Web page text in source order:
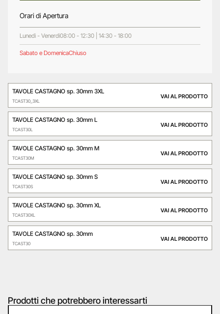
Orari di Apertura
Lunedì - Venerdì08:00 - 12:30 | 14:30 - 18:00
Sabato e DomenicaChiuso
TAVOLE CASTAGNO sp. 30mm 3XL
TCAST30_3XL
VAI AL PRODOTTO
TAVOLE CASTAGNO sp. 30mm L
TCAST30L
VAI AL PRODOTTO
TAVOLE CASTAGNO sp. 30mm M
TCAST30M
VAI AL PRODOTTO
TAVOLE CASTAGNO sp. 30mm S
TCAST30S
VAI AL PRODOTTO
TAVOLE CASTAGNO sp. 30mm XL
TCAST30XL
VAI AL PRODOTTO
TAVOLE CASTAGNO sp. 30mm
TCAST30
VAI AL PRODOTTO
Prodotti che potrebbero interessarti